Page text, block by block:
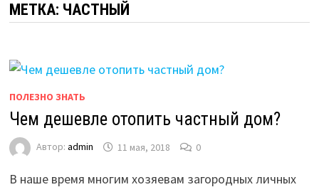
МЕТКА: ЧАСТНЫЙ
ПОЛЕЗНО ЗНАТЬ
Чем дешевле отопить частный дом?
Автор: admin 11 мая, 2018 0
В наше время многим хозяевам загородных личных